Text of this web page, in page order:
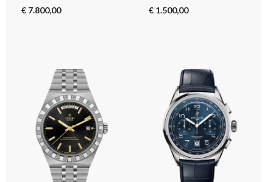
€ 7.800,00 € 1.500,00